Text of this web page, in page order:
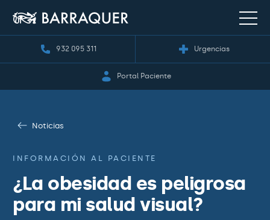
932 095 311 Urgencias
Portal Paciente
Noticias
INFORMACIÓN AL PACIENTE
¿La obesidad es peligrosa
para mi salud visual?